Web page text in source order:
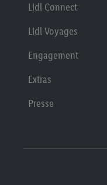
Lidl Connect
Lidl Voyages
Engagement
Extras
Presse